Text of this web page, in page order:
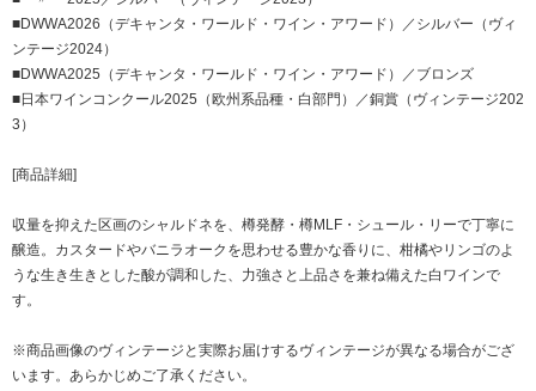
■DWWA2026（デキャンタ・ワールド・ワイン・アワード）／シルバー（ヴィ
ンテージ2024）
■DWWA2025（デキャンタ・ワールド・ワイン・アワード）／ブロンズ
■日本ワインコンクール2025（欧州系品種・白部門）／銅賞（ヴィンテージ202
3）
[商品詳細]
収量を抑えた区画のシャルドネを、樽発酵・樽MLF・シュール・リーで丁寧に
醸造。カスタードやバニラオークを思わせる豊かな香りに、柑橘やリンゴのよ
うな生き生きとした酸が調和した、力強さと上品さを兼ね備えた白ワインで
す。
※商品画像のヴィンテージと実際お届けするヴィンテージが異なる場合がござ
います。あらかじめご了承ください。